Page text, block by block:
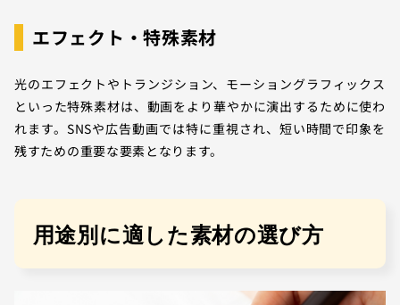
エフェクト・特殊素材
光のエフェクトやトランジション、モーショングラフィックス
といった特殊素材は、動画をより華やかに演出するために使わ
れます。SNSや広告動画では特に重視され、短い時間で印象を
残すための重要な要素となります。
用途別に適した素材の選び方